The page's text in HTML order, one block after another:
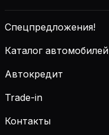
Спецпредложения!
Каталог автомобилей
Автокредит
Trade-in
Контакты